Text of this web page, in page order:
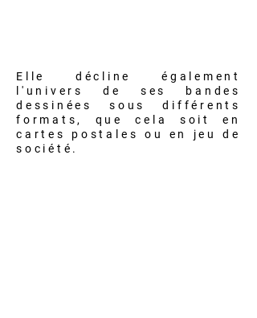
Elle décline également
l'univers de ses bandes
dessinées sous différents
formats, que cela soit en
cartes postales ou en jeu de
société.